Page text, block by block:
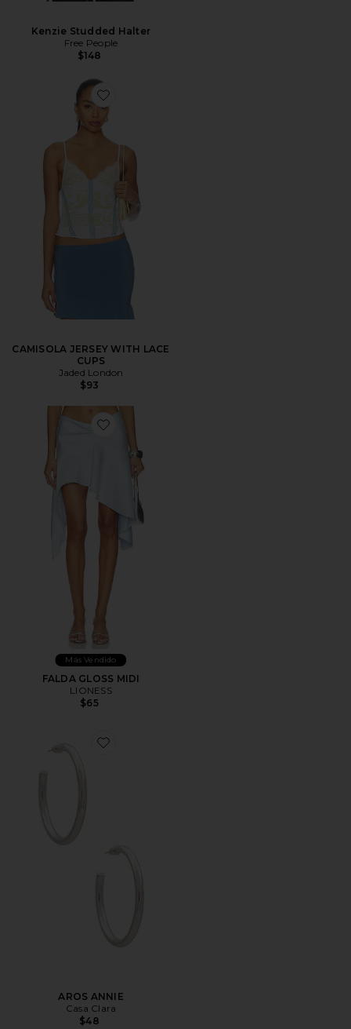
Kenzie Studded Halter
Free People
$148
CAMISOLA JERSEY WITH LACE
CUPS
Jaded London
$93
Más Vendido
FALDA GLOSS MIDI
LIONESS
$65
AROS ANNIE
Casa Clara
$48